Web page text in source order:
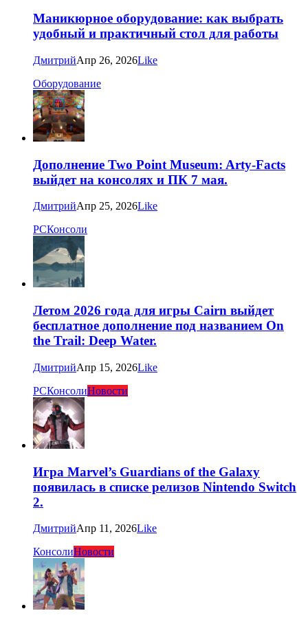
Маникюрное оборудование: как выбрать
удобный и практичный стол для работы
ДмитрийАпр 26, 2026Like
Оборудование
Дополнение Two Point Museum: Arty-Facts
выйдет на консолях и ПК 7 мая.
ДмитрийАпр 25, 2026Like
PCКонсоли
Летом 2026 года для игры Cairn выйдет
бесплатное дополнение под названием On
the Trail: Deep Water.
ДмитрийАпр 15, 2026Like
PCКонсолиНовости
Игра Marvel’s Guardians of the Galaxy
появилась в списке релизов Nintendo Switch
2.
ДмитрийАпр 11, 2026Like
КонсолиНовости